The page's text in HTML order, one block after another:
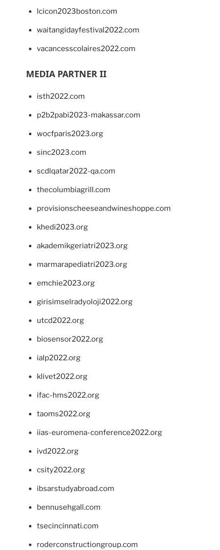
lcicon2023boston.com
waitangidayfestival2022.com
vacancesscolaires2022.com
MEDIA PARTNER II
isth2022.com
p2b2pabi2023-makassar.com
wocfparis2023.org
sinc2023.com
scdlqatar2022-qa.com
thecolumbiagrill.com
provisionscheeseandwineshoppe.com
khedi2023.org
akademikgeriatri2023.org
marmarapediatri2023.org
emchie2023.org
girisimselradyoloji2022.org
utcd2022.org
biosensor2022.org
ialp2022.org
klivet2022.org
ifac-hms2022.org
taoms2022.org
iias-euromena-conference2022.org
ivd2022.org
csity2022.org
ibsarstudyabroad.com
bennusehgall.com
tsecincinnati.com
roderconstructiongroup.com